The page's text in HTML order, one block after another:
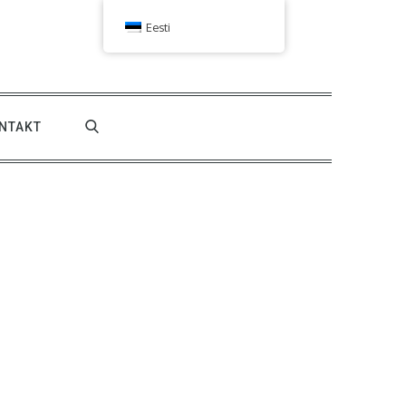
Eesti